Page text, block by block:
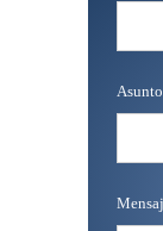
Asunto